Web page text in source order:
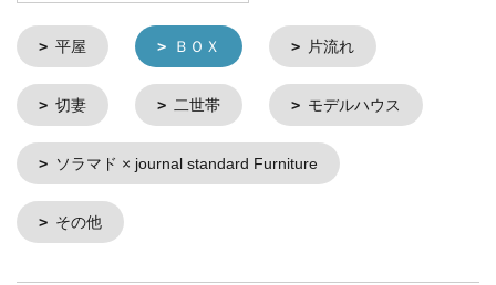
平屋 ＢＯＸ 片流れ
切妻 二世帯 モデルハウス
ソラマド × journal standard Furniture
その他